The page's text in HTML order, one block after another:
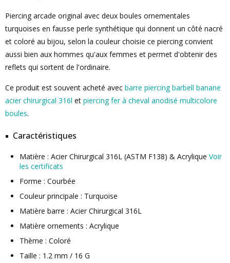
Piercing arcade original avec deux boules ornementales
turquoises en fausse perle synthétique qui donnent un côté nacré
et coloré au bijou, selon la couleur choisie ce piercing convient
aussi bien aux hommes qu'aux femmes et permet d'obtenir des
reflets qui sortent de l'ordinaire.
Ce produit est souvent acheté avec barre piercing barbell banane
acier chirurgical 316l et piercing fer à cheval anodisé multicolore
boules.
Caractéristiques
Matière : Acier Chirurgical 316L (ASTM F138) & Acrylique Voir
les certificats
Forme : Courbée
Couleur principale : Turquoise
Matière barre : Acier Chirurgical 316L
Matière ornements : Acrylique
Thème : Coloré
Taille : 1.2 mm / 16 G